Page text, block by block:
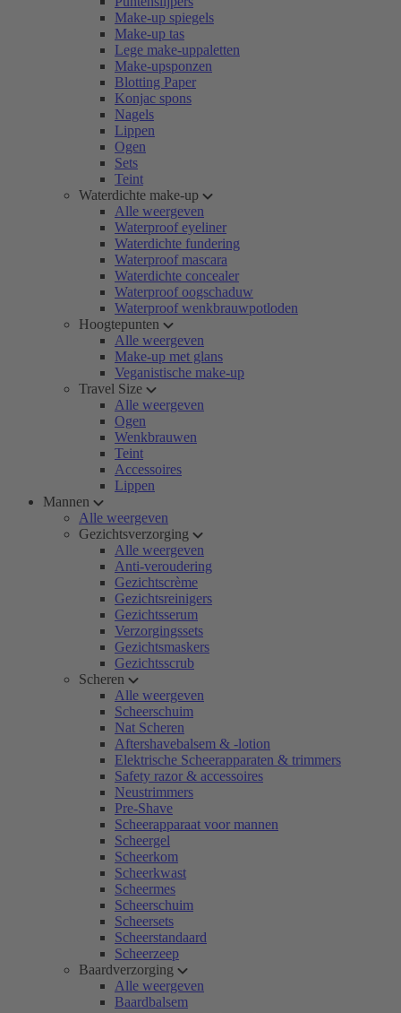
Make-up spiegels
Make-up tas
Lege make-uppaletten
Make-upsponzen
Blotting Paper
Konjac spons
Nagels
Lippen
Ogen
Sets
Teint
Waterdichte make-up
Alle weergeven
Waterproof eyeliner
Waterdichte fundering
Waterproof mascara
Waterdichte concealer
Waterproof oogschaduw
Waterproof wenkbrauwpotloden
Hoogtepunten
Alle weergeven
Make-up met glans
Veganistische make-up
Travel Size
Alle weergeven
Ogen
Wenkbrauwen
Teint
Accessoires
Lippen
Mannen
Alle weergeven
Gezichtsverzorging
Alle weergeven
Anti-veroudering
Gezichtscrème
Gezichtsreinigers
Gezichtsserum
Verzorgingssets
Gezichtsmaskers
Gezichtsscrub
Scheren
Alle weergeven
Scheerschuim
Nat Scheren
Aftershavebalsem & -lotion
Elektrische Scheerapparaten & trimmers
Safety razor & accessoires
Neustrimmers
Pre-Shave
Scheerapparaat voor mannen
Scheergel
Scheerkom
Scheerkwast
Scheermes
Scheerschuim
Scheersets
Scheerstandaard
Scheerzeep
Baardverzorging
Alle weergeven
Baardbalsem